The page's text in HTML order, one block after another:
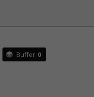
Buffer 0